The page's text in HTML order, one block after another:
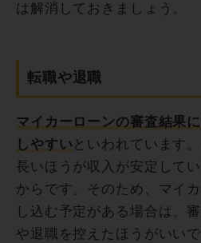
は解消しておきましょう。
転職や退職
マイカーローンの審査結果
しやすいといわれています
長いほうが収入が安定して
からです。そのため、マイ
し込む予定がある場合は、
や退職を控えたほうがいいで